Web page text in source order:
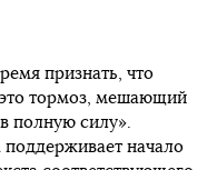
признать, что
тормоз, мешающий
полную силу».
начало